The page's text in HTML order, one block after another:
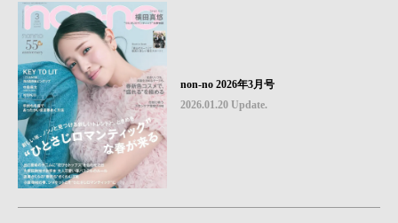
non-no 2026年3月号
2026.01.20 Update.